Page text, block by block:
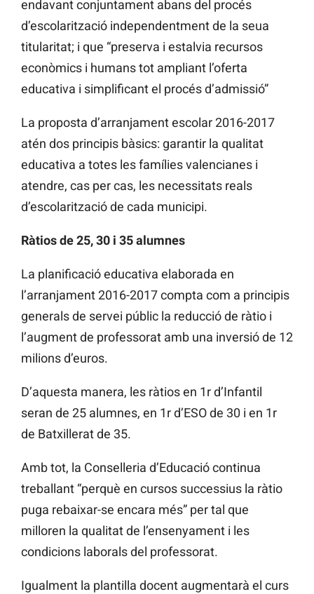
endavant conjuntament abans del procés
d’escolarització independentment de la seua
titularitat; i que “preserva i estalvia recursos
econòmics i humans tot ampliant l’oferta
educativa i simplificant el procés d’admissió”
La proposta d’arranjament escolar 2016-2017
atén dos principis bàsics: garantir la qualitat
educativa a totes les famílies valencianes i
atendre, cas per cas, les necessitats reals
d’escolarització de cada municipi.
Ràtios de 25, 30 i 35 alumnes
La planificació educativa elaborada en
l’arranjament 2016-2017 compta com a principis
generals de servei públic la reducció de ràtio i
l’augment de professorat amb una inversió de 12
milions d’euros.
D’aquesta manera, les ràtios en 1r d’Infantil
seran de 25 alumnes, en 1r d’ESO de 30 i en 1r
de Batxillerat de 35.
Amb tot, la Conselleria d’Educació continua
treballant “perquè en cursos successius la ràtio
puga rebaixar-se encara més” per tal que
milloren la qualitat de l’ensenyament i les
condicions laborals del professorat.
Igualment la plantilla docent augmentarà el curs